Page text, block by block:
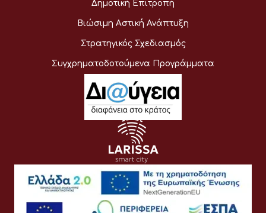
Δημοτική Επιτροπή
Βιώσιμη Αστική Ανάπτυξη
Στρατηγικός Σχεδιασμός
Συγχρηματοδοτούμενα Προγράμματα